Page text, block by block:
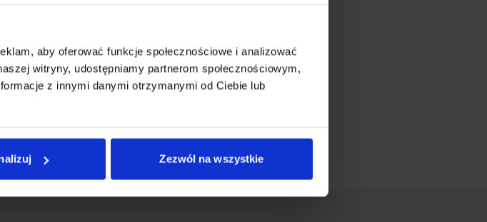
aby oferować funkcje społecznościowe i analizować
witryny, udostępniamy partnerom społecznościowym,
z innymi danymi otrzymanymi od Ciebie lub
Zezwól na wszystkie